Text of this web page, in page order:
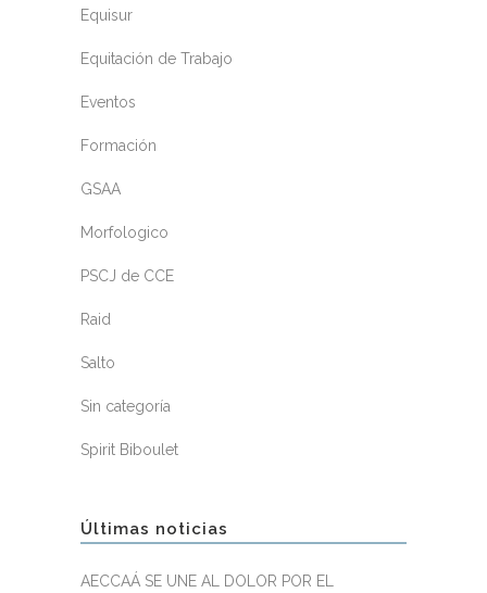
Equisur
Equitación de Trabajo
Eventos
Formación
GSAA
Morfologico
PSCJ de CCE
Raid
Salto
Sin categoría
Spirit Biboulet
Últimas noticias
AECCAÁ SE UNE AL DOLOR POR EL